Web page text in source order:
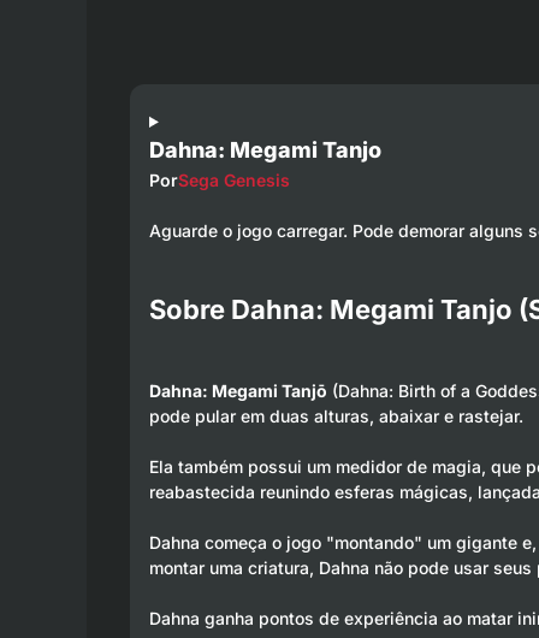
Dahna: Megami Tanjo
PorSega Genesis
Aguarde o jogo carregar. Pode demorar alguns
Sobre Dahna: Megami Tanjo
Dahna: Megami Tanjō (Dahna: Birth of a
pode pular em duas alturas, abaixar e rastejar.
Ela também possui um medidor de magia,
reabastecida reunindo esferas mágicas,
Dahna começa o jogo "montando" um gigante
montar uma criatura, Dahna não pode usar
Dahna ganha pontos de experiência ao matar